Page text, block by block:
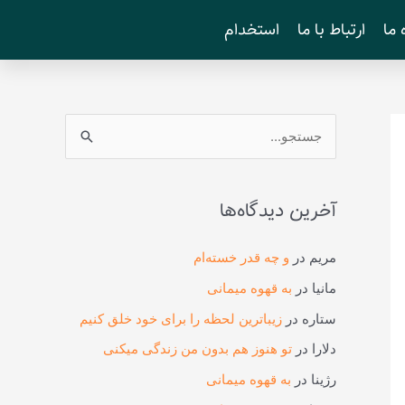
ما ارتباط با ما استخدام
ج
ا
ی
:
آخرین دیدگاه‌ها
مریم در و چه قدر خسته‌ام
مانیا در به قهوه میمانی
ستاره در زیباترین لحظه را برای خود خلق کنیم
دلارا در تو هنوز هم بدون من زندگی میکنی
رژینا در به قهوه میمانی